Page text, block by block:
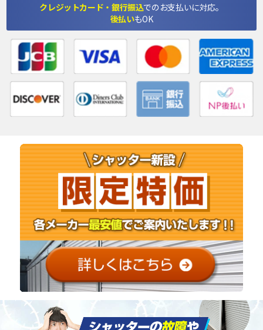
クレジットカード・銀行振込でのお支払いに対応。
後払いもOK